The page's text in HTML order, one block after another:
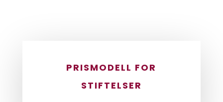
PRISMODELL FOR
STIFTELSER